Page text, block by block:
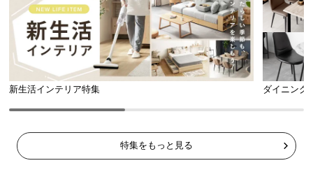
新生活インテリア特集 ダイニング
特集をもっと見る